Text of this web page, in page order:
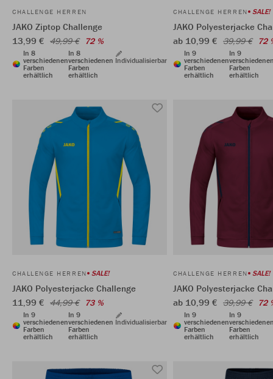
CHALLENGE HERREN
JAKO Ziptop Challenge
13,99 € 49,99 € 72 %
In 8
verschiedenen
Farben
erhältlich
In 8
verschiedenen
Farben
erhältlich
Individualisierbar
CHALLENGE HERREN SALE!
JAKO Polyesterjacke
ab 10,99 € 39,99 € 72
In 9
verschiedenen
Farben
erhältlich
In 9
Farben
erhältlich
CHALLENGE HERREN SALE!
JAKO Polyesterjacke Challenge
11,99 € 44,99 € 73 %
In 9
verschiedenen
Farben
erhältlich
In 9
verschiedenen
Farben
erhältlich
Individualisierbar
CHALLENGE HERREN SALE!
JAKO Polyesterjacke
ab 10,99 € 39,99 € 72
In 9
verschiedenen
Farben
erhältlich
In 9
Farben
erhältlich